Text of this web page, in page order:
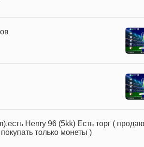
Henry 96 (5kk) Есть торг ( продаю
только монеты )